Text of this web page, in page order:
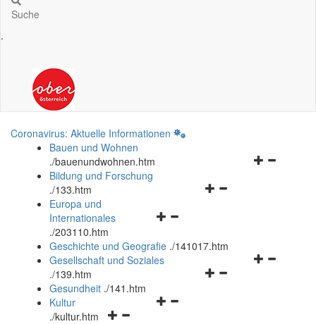
Suche
.
Coronavirus: Aktuelle Informationen
Bauen und Wohnen
./bauenundwohnen.htm
Navigationsmenü
Bildung und Forschung
./133.htm
Navigationsmenü
und
schließen
Europa und
Internationales
./203110.htm
Geschichte und Geografie ./141017.htm
Navigationsmenü
Gesellschaft und Soziales
./139.htm
Navigationsmenü
Gesundheit ./141.htm
Navigationsmenü
Kultur
./kultur.htm